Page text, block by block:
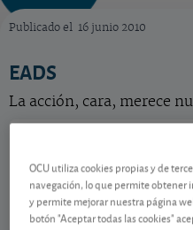
Publicado el 16 junio 2010
EADS
La acción, cara, merece
05/08/2026 París
OCU utiliza cookies propias y de
navegación, lo que permite obtener
y permite mejorar nuestra página
botón "Aceptar todas las cookies"